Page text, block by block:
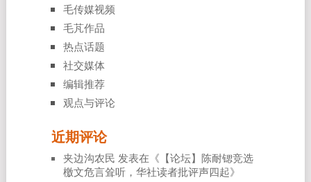
毛传媒视频
毛芃作品
热点话题
社交媒体
编辑推荐
观点与评论
近期评论
夹边沟农民 发表在《 【论坛】陈耐锶竞选
檄文危言耸听，华社读者批评声四起》